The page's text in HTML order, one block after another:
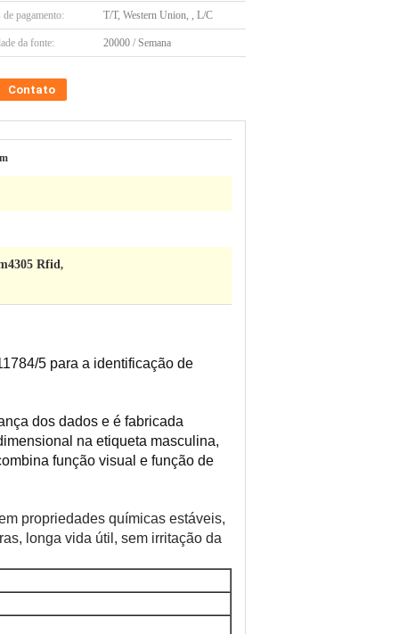
de pagamento: T/T, Western Union, , L/C
da fonte: 20000 / Semana
Contato
Rfid,
5 para a identificação de
dos dados e é fabricada
na etiqueta masculina,
função visual e função de
propriedades químicas estáveis,
longa vida útil, sem irritação da